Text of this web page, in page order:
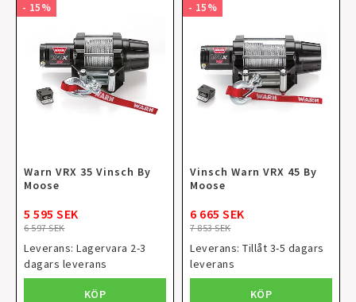
- 15%
Warn VRX 35 Vinsch By
Moose
6 597 SEK
5 595 SEK
Leverans: Lagervara 2-3
dagars leverans
KÖP
- 15%
Vinsch Warn VRX 45 By
Moose
7 853 SEK
6 665 SEK
Leverans: Tillåt 3-5 dagars
leverans
KÖP